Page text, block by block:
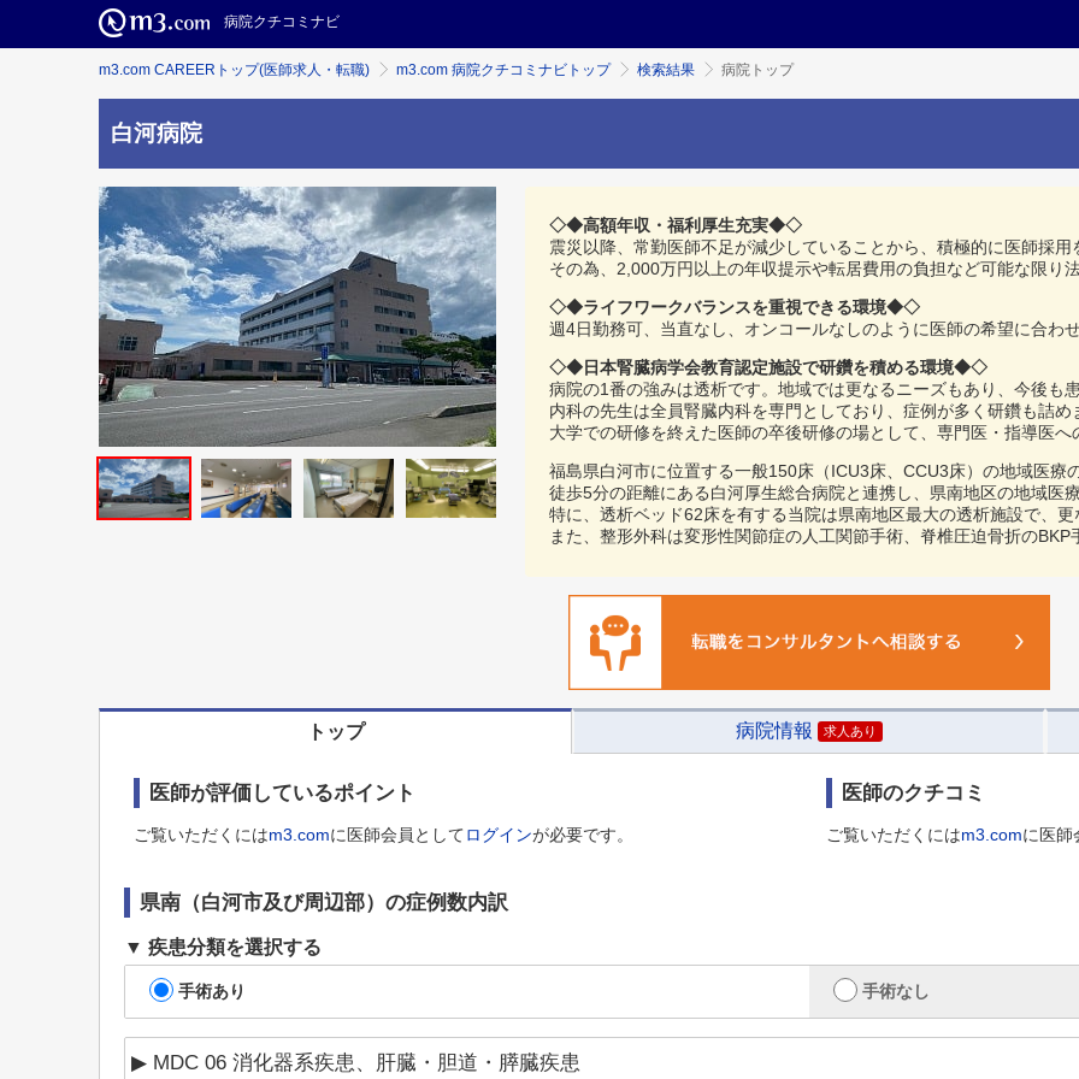
病院クチコミナビ
m3.com CAREERトップ(医師求人・転職) m3.com 病院クチコミナビトップ 検索結果 病院トップ
白河病院
◇◆高額年収・福利厚生充実◆◇
震災以降、常勤医師不足が減少していることから、積極的に医師採用
その為、2,000万円以上の年収提示や転居費用の負担など可能な限り
◇◆ライフワークバランスを重視できる環境◆◇
週4日勤務可、当直なし、オンコールなしのように医師の希望に合わ
◇◆日本腎臓病学会教育認定施設で研鑽を積める環境◆◇
病院の1番の強みは透析です。地域では更なるニーズもあり、今後も
内科の先生は全員腎臓内科を専門としており、症例が多く研鑽も詰
大学での研修を終えた医師の卒後研修の場として、専門医・指導医
福島県白河市に位置する一般150床（ICU3床、CCU3床）の地域医療
徒歩5分の距離にある白河厚生総合病院と連携し、県南地区の地域医
特に、透析ベッド62床を有する当院は県南地区最大の透析施設で、
また、整形外科は変形性関節症の人工関節手術、脊椎圧迫骨折の
トップ 病院情報 求人あり
医師が評価しているポイント
ご覧いただくにはm3.comに医師会員としてログインが必要です。
医師のクチコミ
ご覧いただくにはm3.comに医師
県南（白河市及び周辺部） の症例数内訳
疾患分類を選択する
手術あり 手術なし